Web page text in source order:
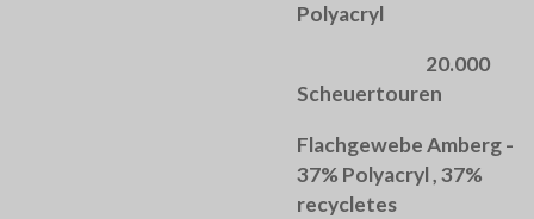
Polyacryl
20.000
Scheuertouren
Flachgewebe Amberg -
37% Polyacryl , 37%
recycletes